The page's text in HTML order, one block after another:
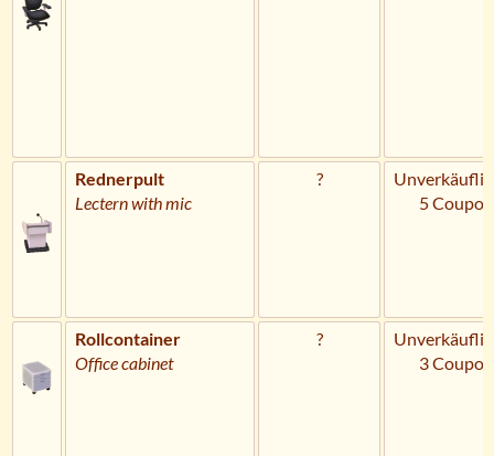
Rednerpult
Lectern with mic
?
5
Rollcontainer
Office cabinet
?
3